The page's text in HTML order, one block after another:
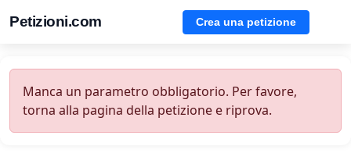
Petizioni.com Crea una petizione
Manca un parametro obbligatorio. Per favore,
torna alla pagina della petizione e riprova.